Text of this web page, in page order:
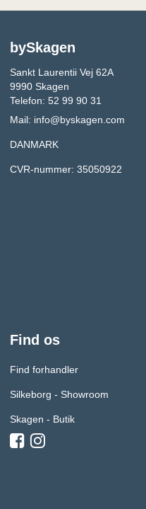
bySkagen
Sankt Laurentii Vej 62A
9990 Skagen
Telefon: 52 99 90 31
Mail: info@byskagen.com
DANMARK
CVR-nummer: 35050922
Find os
Find forhandler
Silkeborg - Showroom
Skagen - Butik